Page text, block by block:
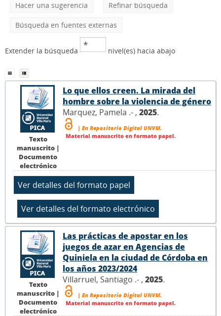
Hacer una sugerencia
Refinar búsqueda
Búsqueda en fuentes externas
Extender la búsqueda nivel(es) hacia abajo
Texto
manuscrito |
Documento
electrónico
Lo que ellos creen. La mirada del
hombre sobre la violencia de género
Marquez, Pamela .- , 2025.
| En Repositorio Digital UNVM.
Material manuscrito en formato papel.
Texto
manuscrito |
Documento
electrónico
Las prácticas de apostar en los
juegos de azar en Agencias de
Quiniela en la ciudad de Córdoba en
los años 2023/2024
Villarruel, Santiago .- , 2025.
| En Repositorio Digital UNVM.
Material manuscrito en formato papel.